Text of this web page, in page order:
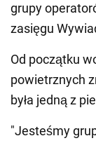
grupy
zasięgu
Od początku
powietrznych
była jedną z
"Jesteśmy